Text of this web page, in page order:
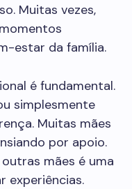
Muitas vezes,
estar da família.
é fundamental.
simplesmente
Muitas mães
por apoio.
mães é uma
experiências.